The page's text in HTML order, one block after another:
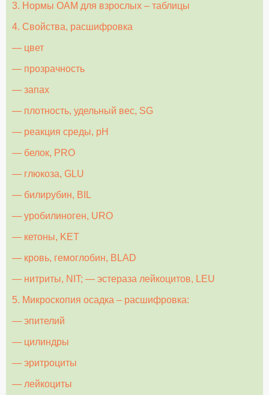
3. Нормы ОАМ для взрослых – таблицы
4. Свойства, расшифровка
— цвет
— прозрачность
— запах
— плотность, удельный вес, SG
— реакция среды, рН
— белок, PRO
— глюкоза, GLU
— билирубин, BIL
— уробилиноген, URO
— кетоны, KEТ
— кровь, гемоглобин, BLAD
— нитриты, NIT; — эстераза лейкоцитов, LEU
5. Микроскопия осадка – расшифровка:
— эпителий
— цилиндры
— эритроциты
— лейкоциты